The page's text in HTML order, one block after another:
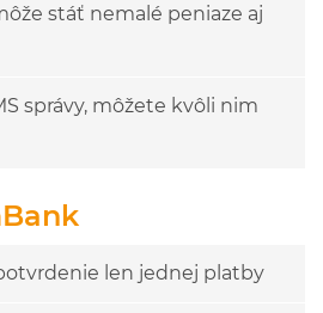
stáť nemalé peniaze aj
správy, môžete kvôli nim
len jednej platby